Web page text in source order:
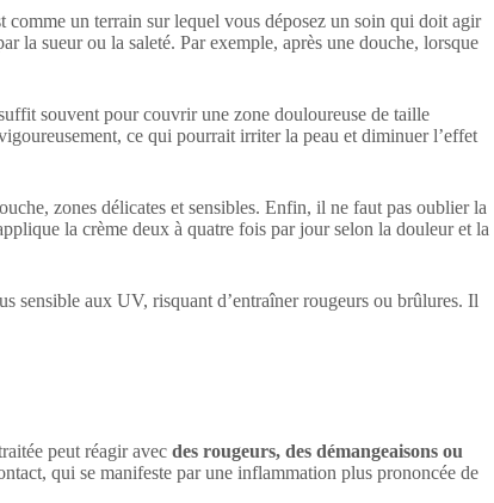
un terrain sur lequel vous déposez un soin qui doit agir
la sueur ou la saleté. Par exemple, après une douche, lorsque
souvent pour couvrir une zone douloureuse de taille
ce qui pourrait irriter la peau et diminuer l’effet
zones délicates et sensibles. Enfin, il ne faut pas oublier la
la crème deux à quatre fois par jour selon la douleur et la
sensible aux UV, risquant d’entraîner rougeurs ou brûlures. Il
peut réagir avec des rougeurs, des démangeaisons ou
qui se manifeste par une inflammation plus prononcée de